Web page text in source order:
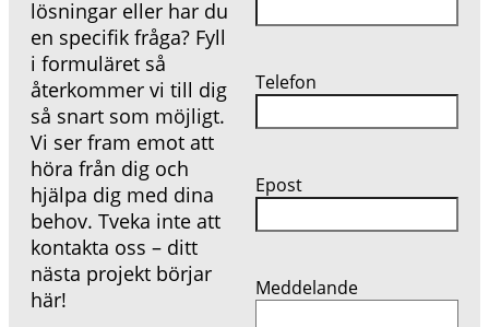
lösningar eller har du
en specifik fråga? Fyll
i formuläret så
återkommer vi till dig
så snart som möjligt.
Vi ser fram emot att
höra från dig och
hjälpa dig med dina
behov. Tveka inte att
kontakta oss – ditt
nästa projekt börjar
här!
Telefon
Epost
Meddelande